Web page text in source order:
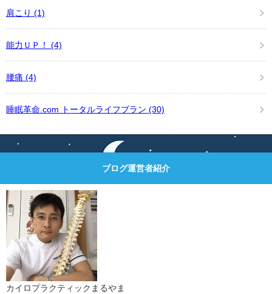
肩こり (1)
能力ＵＰ！ (4)
腰痛 (4)
睡眠革命.com トータルライフプラン (30)
ブログ運営者紹介
カイロプラクティックまるやま